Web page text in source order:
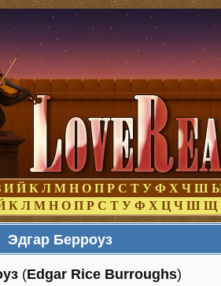
И Й К Л М Н О П Р С Т У Ф Х Ч Ш
К Л М Н О П Р С Т У Ф Х Ц Ч Ш Щ
Эдгар Берроуз
(Edgar Rice Burroughs)